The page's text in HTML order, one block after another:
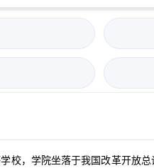
，学院坐落于我国改革开放